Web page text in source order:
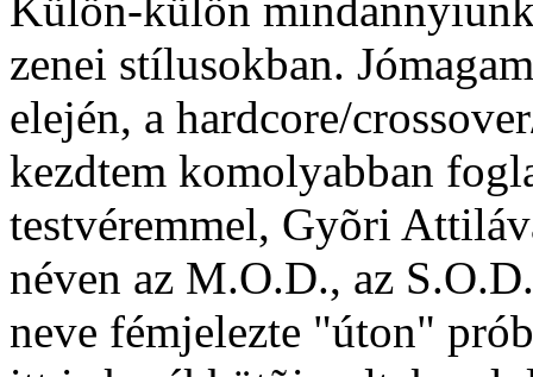
zenei stílusokban.
elején, a hardcore/
kezdtem komolyabban
testvéremmel, Gyõri
néven az M.O.D., az
neve fémjelezte "úton"